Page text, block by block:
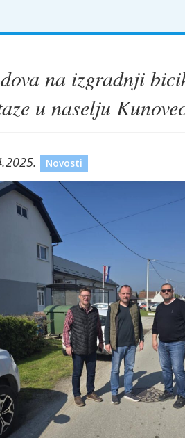
na izgradnji
u naselju
Novosti